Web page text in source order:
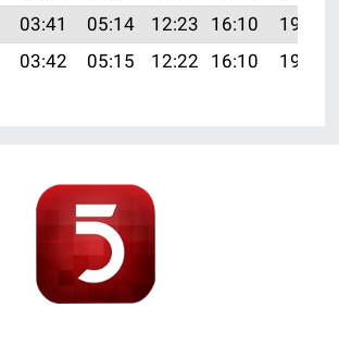
03:41 05:14 12:23 16:10
19:21
03:42 05:15 12:22 16:10 19:19